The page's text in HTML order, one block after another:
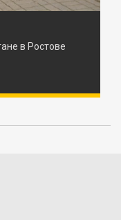
в Ростове